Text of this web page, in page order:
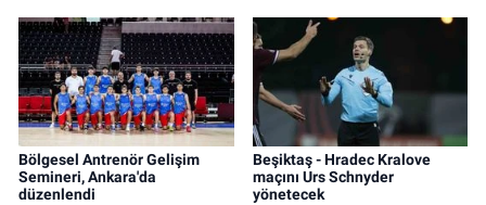
Bölgesel Antrenör Gelişim
Semineri, Ankara'da
düzenlendi
Beşiktaş - Hradec Kralove
maçını Urs Schnyder
yönetecek